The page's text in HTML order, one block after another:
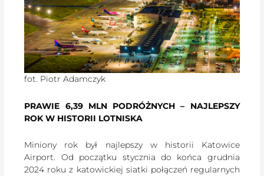
fot. Piotr Adamczyk
PRAWIE 6,39 MLN PODRÓŻNYCH – NAJLEPSZY
ROK W HISTORII LOTNISKA
Miniony rok był najlepszy w historii Katowice
Airport. Od początku stycznia do końca grudnia
2024 roku z katowickiej siatki połączeń regularnych